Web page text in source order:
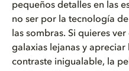
pequeños detalles en las
no ser por la tecnología
las sombras. Si quieres
galaxias lejanas y
contraste inigualable, la